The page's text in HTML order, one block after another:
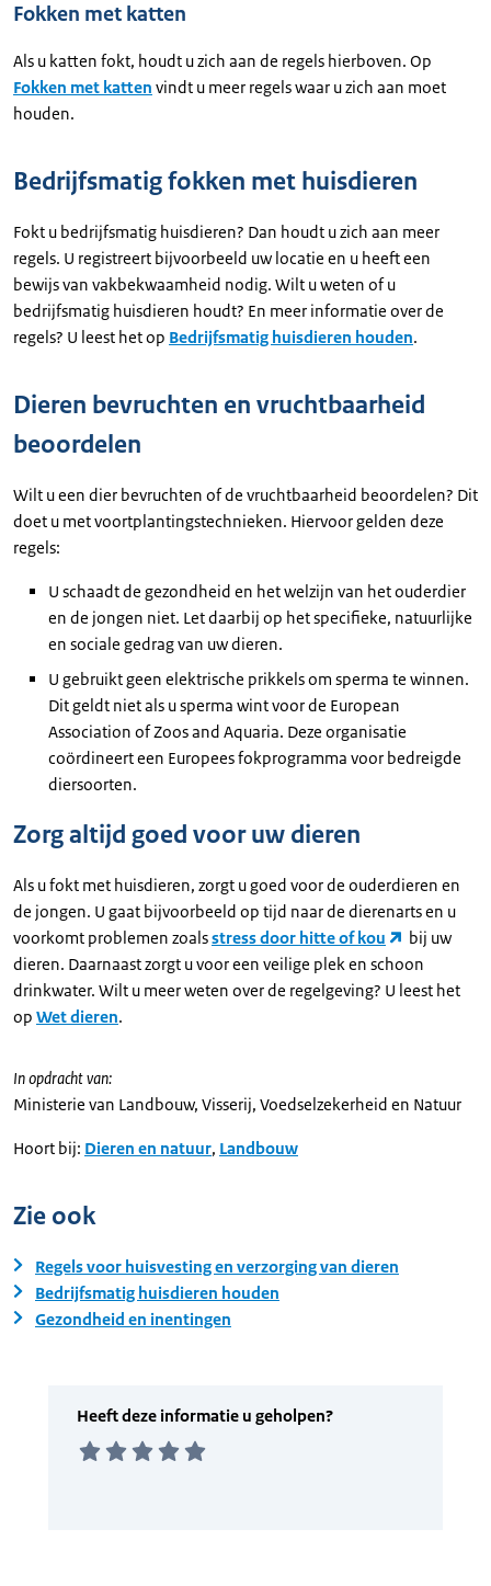
Fokken met katten
Als u katten fokt, houdt u zich aan de regels hierboven. Op
Fokken met katten vindt u meer regels waar u zich aan moet
houden.
Bedrijfsmatig fokken met huisdieren
Fokt u bedrijfsmatig huisdieren? Dan houdt u zich aan meer
regels. U registreert bijvoorbeeld uw locatie en u heeft een
bewijs van vakbekwaamheid nodig. Wilt u weten of u
bedrijfsmatig huisdieren houdt? En meer informatie over de
regels? U leest het op Bedrijfsmatig huisdieren houden.
Dieren bevruchten en vruchtbaarheid
beoordelen
Wilt u een dier bevruchten of de vruchtbaarheid beoordelen? Dit
doet u met voortplantingstechnieken. Hiervoor gelden deze
regels:
U schaadt de gezondheid en het welzijn van het ouderdier
en de jongen niet. Let daarbij op het specifieke, natuurlijke
en sociale gedrag van uw dieren.
U gebruikt geen elektrische prikkels om sperma te winnen.
Dit geldt niet als u sperma wint voor de European
Association of Zoos and Aquaria. Deze organisatie
coördineert een Europees fokprogramma voor bedreigde
diersoorten.
Zorg altijd goed voor uw dieren
Als u fokt met huisdieren, zorgt u goed voor de ouderdieren en
de jongen. U gaat bijvoorbeeld op tijd naar de dierenarts en u
voorkomt problemen zoalsstress door hitte of kou
bij uw
dieren. Daarnaast zorgt u voor een veilige plek en schoon
drinkwater. Wilt u meer weten over de regelgeving? U leest het
op Wet dieren.
In opdracht van:
Ministerie van Landbouw, Visserij, Voedselzekerheid en Natuur
Hoort bij: Dieren en natuur, Landbouw
Zie ook
Regels voor huisvesting en verzorging van dieren
Bedrijfsmatig huisdieren houden
Gezondheid en inentingen